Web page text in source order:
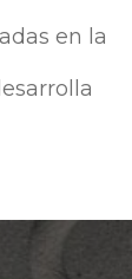
en la